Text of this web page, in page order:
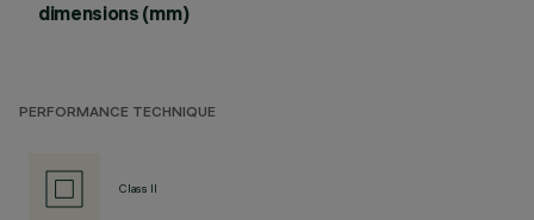
dimensions (mm)
PERFORMANCE TECHNIQUE
Class II